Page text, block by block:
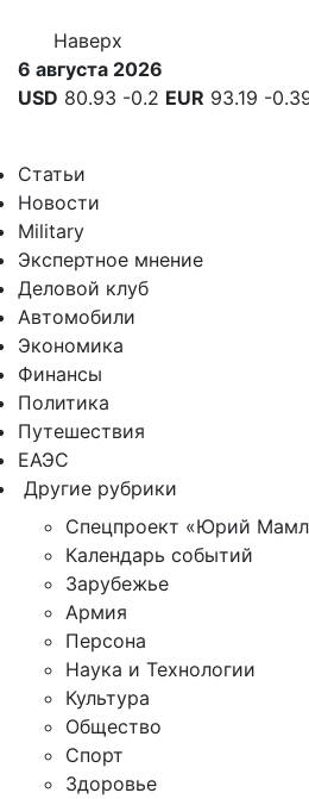
Наверх
6 августа 2026
USD 80.93 -0.2 EUR 93.19 -
Статьи
Новости
Military
Экспертное мнение
Деловой клуб
Автомобили
Экономика
Финансы
Политика
Путешествия
ЕАЭС
Другие рубрики
Спецпроект «Юрий
Календарь событий
Зарубежье
Армия
Персона
Наука и Технологии
Культура
Общество
Спорт
Здоровье